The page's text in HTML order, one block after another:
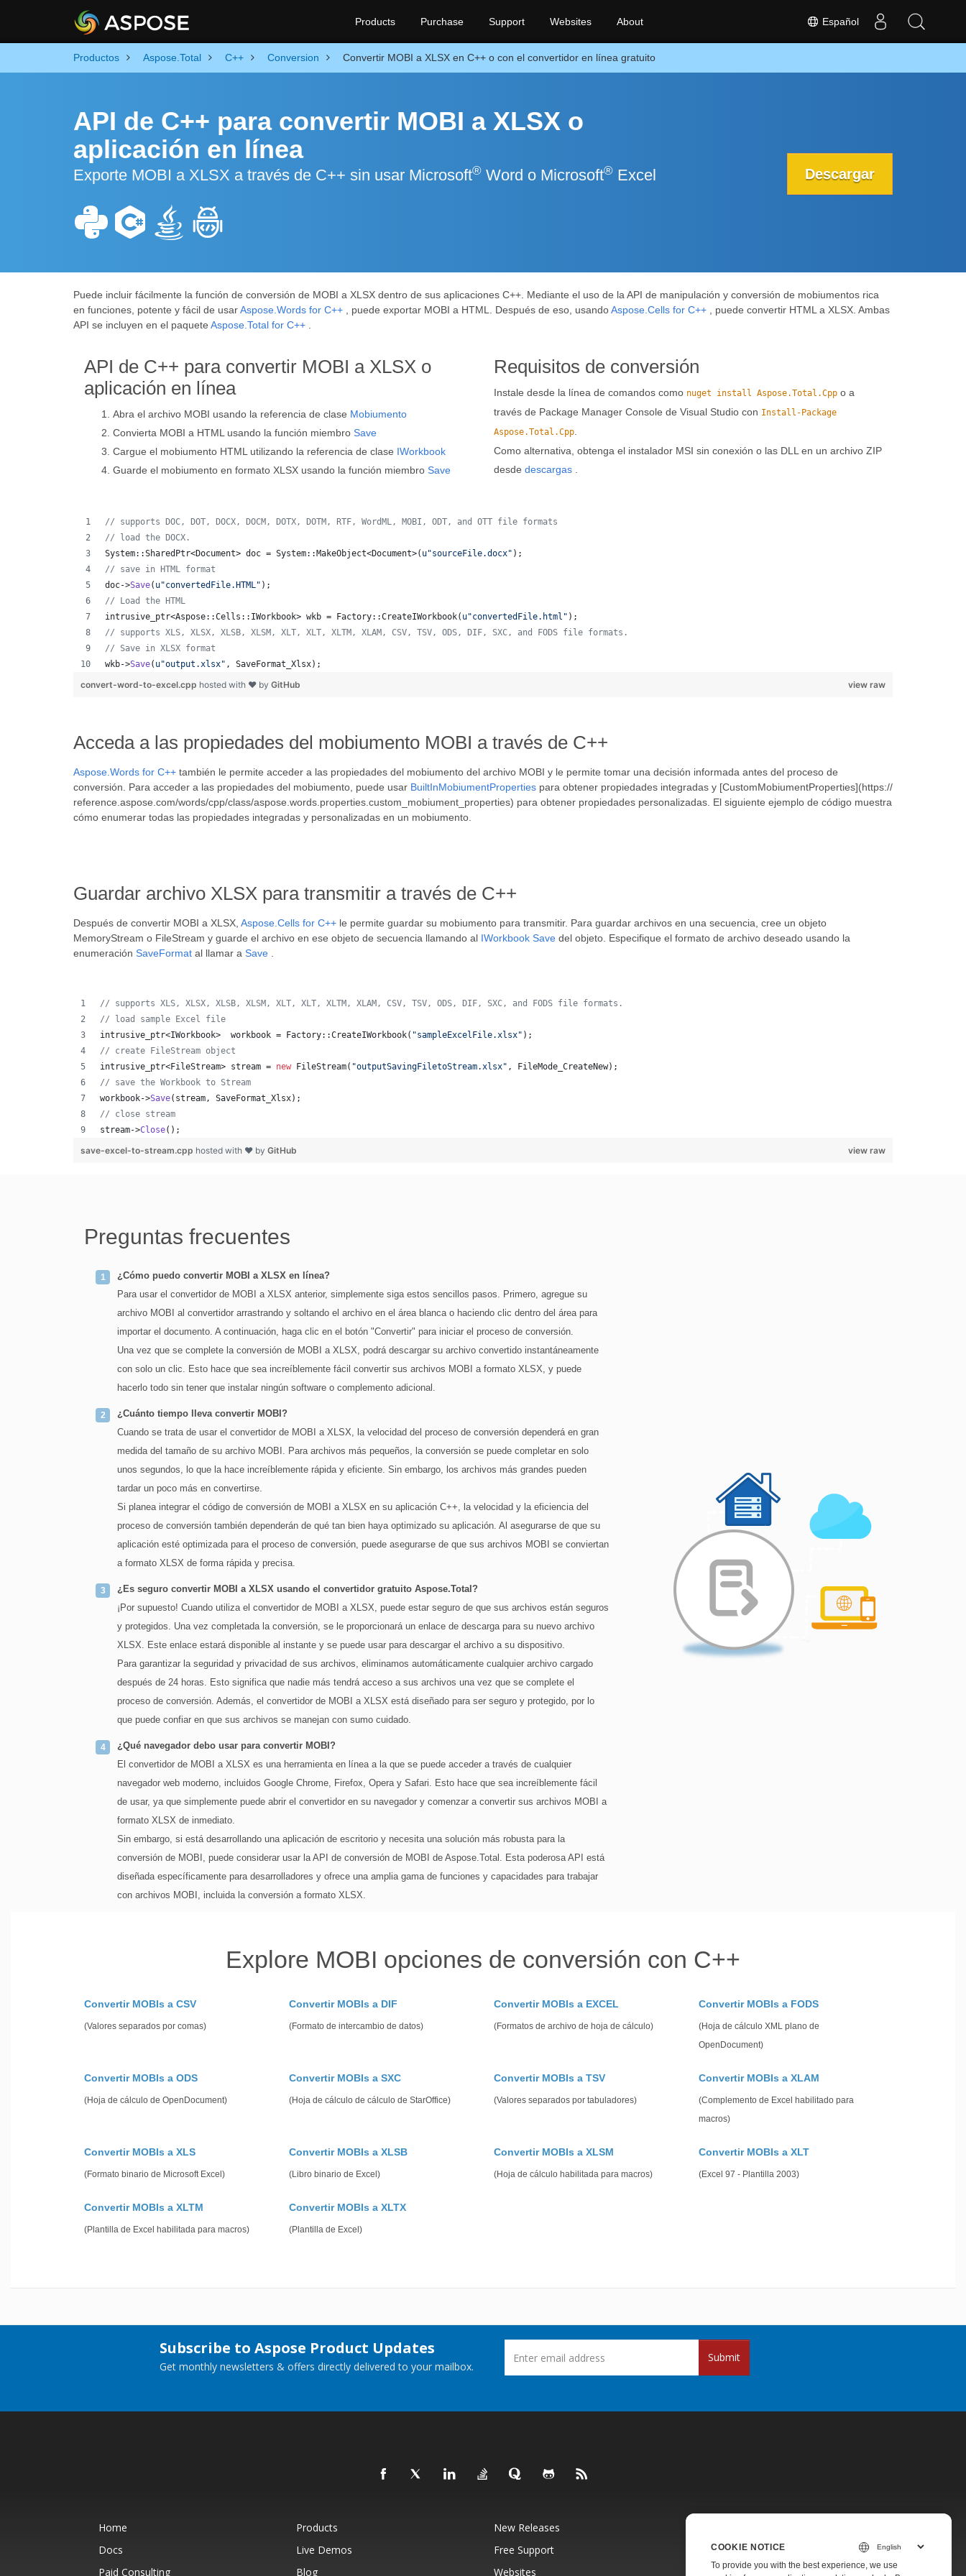
Español
Products Purchase Support Websites About
Productos Aspose.Total C++ Conversion Convertir MOBI a XLSX en C++ o con el convertidor en línea gratuito
API de C++ para convertir MOBI a XLSX o
aplicación en línea
Exporte MOBI a XLSX a través de C++ sin usar Microsoft® Word o Microsoft® Excel Descargar
Puede incluir fácilmente la función de conversión de MOBI a XLSX dentro de sus aplicaciones C++. Mediante el uso de la API de manipulación y conversión de mobiumentos rica
en funciones, potente y fácil de usarAspose.Words for C++ , puede exportar MOBI a HTML. Después de eso, usandoAspose.Cells for C++ , puede convertir HTML a XLSX. Ambas
API se incluyen en el paquete Aspose.Total for C++
API de C++ para convertir MOBI a XLSX o
aplicación en línea
Abra el archivo MOBI usando la referencia de clase Mobiumento
Convierta MOBI a HTML usando la función miembro Save
Cargue el mobiumento HTML utilizando la referencia de clase IWorkbook
Guarde el mobiumento en formato XLSX usando la función miembro Save
Requisitos de conversión
Instale desde la línea de comandos como nuget install Aspose.Total.Cpp o a
través de Package Manager Console de Visual Studio con Install-Package
Aspose.Total.Cpp
Como alternativa, obtenga el instalador MSI sin conexión o las DLL en un archivo ZIP
desde descargas
// supports DOC, DOT, DOCX, DOCM, DOTX, DOTM, RTF, WordML, MOBI, ODT, and OTT file formats
// load the DOCX.
System::SharedPtr<Document> doc = System::MakeObject<Document>( u"sourceFile.docx" );
// save in HTML format
doc->Save( u"convertedFile.HTML" );
// Load the HTML
intrusive_ptr<Aspose::Cells::IWorkbook> wkb = Factory::CreateIWorkbook( u"convertedFile.html " );
// supports XLS, XLSX, XLSB, XLSM, XLT, XLT, XLTM, XLAM, CSV, TSV, ODS, DIF, SXC, and FODS file formats.
// Save in XLSX format
wkb->Save( u"output.xlsx" , SaveFormat_Xlsx);
view raw
convert-word-to-excel.cpp hosted with ❤ by GitHub
Acceda a las propiedades del mobiumento MOBI a través de C++
Aspose.Words for C++ también le permite acceder a las propiedades del mobiumento del archivo MOBI y le permite tomar una decisión informada antes del proceso de
conversión. Para acceder a las propiedades del mobiumento, puede usar BuiltInMobiumentProperties para obtener propiedades integradas y [CustomMobiumentProperties](https://
reference.aspose.com/words/cpp/class/aspose.words.properties.custom_mobiument_properties) para obtener propiedades personalizadas. El siguiente ejemplo de código muestra
cómo enumerar todas las propiedades integradas y personalizadas en un mobiumento.
Guardar archivo XLSX para transmitir a través de C++
Después de convertir MOBI a XLSX, Aspose.Cells for C++ le permite guardar su mobiumento para transmitir. Para guardar archivos en una secuencia, cree un objeto
MemoryStream o FileStream y guarde el archivo en ese objeto de secuencia llamando al IWorkbook Save del objeto. Especifique el formato de archivo deseado usando la
enumeración SaveFormat al llamar a Save
// supports XLS, XLSX, XLSB, XLSM, XLT, XLT, XLTM, XLAM, CSV, TSV, ODS, DIF, SXC, and FODS file formats.
// load sample Excel file
intrusive_ptr<IWorkbook>  workbook = Factory::CreateIWorkbook( "sampleExcelFile.xlsx" );
// create FileStream object
intrusive_ptr<FileStream> stream = new FileStream( "outputSavingFiletoStream.xlsx" , FileMode_CreateNew);
// save the Workbook to Stream
workbook->Save(stream, SaveFormat_Xlsx);
// close stream
stream->Close();
view raw
save-excel-to-stream.cpp hosted with ❤ by GitHub
Preguntas frecuentes
¿Cómo puedo convertir MOBI a XLSX en línea?
Para usar el convertidor de MOBI a XLSX anterior, simplemente siga estos sencillos pasos. Primero, agregue su
archivo MOBI al convertidor arrastrando y soltando el archivo en el área blanca o haciendo clic dentro del área para
importar el documento. A continuación, haga clic en el botón "Convertir" para iniciar el proceso de conversión.
Una vez que se complete la conversión de MOBI a XLSX, podrá descargar su archivo convertido instantáneamente
con solo un clic. Esto hace que sea increíblemente fácil convertir sus archivos MOBI a formato XLSX, y puede
hacerlo todo sin tener que instalar ningún software o complemento adicional.
¿Cuánto tiempo lleva convertir MOBI?
Cuando se trata de usar el convertidor de MOBI a XLSX, la velocidad del proceso de conversión dependerá en gran
medida del tamaño de su archivo MOBI. Para archivos más pequeños, la conversión se puede completar en solo
unos segundos, lo que la hace increíblemente rápida y eficiente. Sin embargo, los archivos más grandes pueden
tardar un poco más en convertirse.
Si planea integrar el código de conversión de MOBI a XLSX en su aplicación C++, la velocidad y la eficiencia del
proceso de conversión también dependerán de qué tan bien haya optimizado su aplicación. Al asegurarse de que su
aplicación esté optimizada para el proceso de conversión, puede asegurarse de que sus archivos MOBI se conviertan
a formato XLSX de forma rápida y precisa.
¿Es seguro convertir MOBI a XLSX usando el convertidor gratuito Aspose.Total?
¡Por supuesto! Cuando utiliza el convertidor de MOBI a XLSX, puede estar seguro de que sus archivos están seguros
y protegidos. Una vez completada la conversión, se le proporcionará un enlace de descarga para su nuevo archivo
XLSX. Este enlace estará disponible al instante y se puede usar para descargar el archivo a su dispositivo.
Para garantizar la seguridad y privacidad de sus archivos, eliminamos automáticamente cualquier archivo cargado
después de 24 horas. Esto significa que nadie más tendrá acceso a sus archivos una vez que se complete el
proceso de conversión. Además, el convertidor de MOBI a XLSX está diseñado para ser seguro y protegido, por lo
que puede confiar en que sus archivos se manejan con sumo cuidado.
¿Qué navegador debo usar para convertir MOBI?
El convertidor de MOBI a XLSX es una herramienta en línea a la que se puede acceder a través de cualquier
navegador web moderno, incluidos Google Chrome, Firefox, Opera y Safari. Esto hace que sea increíblemente fácil
de usar, ya que simplemente puede abrir el convertidor en su navegador y comenzar a convertir sus archivos MOBI a
formato XLSX de inmediato.
Sin embargo, si está desarrollando una aplicación de escritorio y necesita una solución más robusta para la
conversión de MOBI, puede considerar usar la API de conversión de MOBI de Aspose.Total. Esta poderosa API está
diseñada específicamente para desarrolladores y ofrece una amplia gama de funciones y capacidades para trabajar
con archivos MOBI, incluida la conversión a formato XLSX.
Explore MOBI opciones de conversión con C++
Convertir MOBIs a CSV
(Valores separados por comas)
Convertir MOBIs a DIF
(Formato de intercambio de datos)
Convertir MOBIs a EXCEL
(Formatos de archivo de hoja de cálculo)
Convertir MOBIs a FODS
(Hoja de cálculo XML plano de
OpenDocument)
Convertir MOBIs a ODS
(Hoja de cálculo de OpenDocument)
Convertir MOBIs a SXC
(Hoja de cálculo de cálculo de StarOffice)
Convertir MOBIs a TSV
(Valores separados por tabuladores)
Convertir MOBIs a XLAM
(Complemento de Excel habilitado para
macros)
Convertir MOBIs a XLS
(Formato binario de Microsoft Excel)
Convertir MOBIs a XLSB
(Libro binario de Excel)
Convertir MOBIs a XLSM
(Hoja de cálculo habilitada para macros)
Convertir MOBIs a XLT
(Excel 97 - Plantilla 2003)
Convertir MOBIs a XLTM
(Plantilla de Excel habilitada para macros)
Convertir MOBIs a XLTX
(Plantilla de Excel)
Subscribe to Aspose Product Updates
Get monthly newsletters & offers directly delivered to your mailbox.
Submit
Home Products New Releases
Docs
Live Demos Free Support
Paid Support
Paid Consulting
Blog Websites About
COOKIE NOTICE
To provide you with the best experience, we use